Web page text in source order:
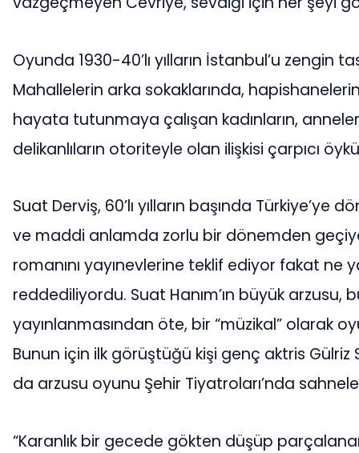
Oyunda 1930-40’lı yılların İstanbul’u zengin
Mahallelerin arka sokaklarında,
hayata tutunmaya çalışan kadınların,
delikanlıların otoriteyle olan ilişkisi çarpıcı
Suat Derviş, 60’lı yılların başında Türkiye’ye
ve maddi anlamda zorlu bir dönemden
romanını yayınevlerine teklif ediyor fakat ne
reddediliyordu. Suat Hanım’ın büyük arzusu,
yayınlanmasından öte, bir “müzikal” olarak
Bunun için ilk görüştüğü kişi genç aktris Gülriz
da arzusu oyunu Şehir Tiyatroları’nda
“Karanlık bir gecede gökten düşüp